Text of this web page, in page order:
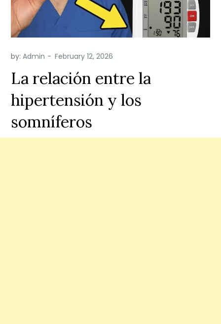
by:Admin
La relación entre la
hipertensión y los
somníferos